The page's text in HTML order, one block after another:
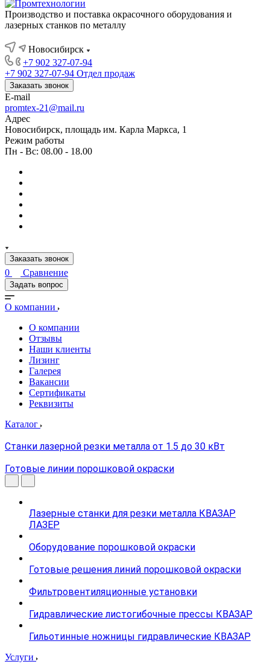
Производство и поставка окрасочного оборудования и
лазерных станков по металлу
Новосибирск
+7 902 327-07-94
+7 902 327-07-94 Отдел продаж
Заказать звонок
E-mail
promtex-21@mail.ru
Адрес
Новосибирск, площадь им. Карла Маркса, 1
Режим работы
Пн - Вс: 08.00 - 18.00
Заказать звонок
0 Сравнение
Задать вопрос
О компании
О компании
Отзывы
Наши клиенты
Лизинг
Галерея
Вакансии
Сертификаты
Реквизиты
Каталог
Станки лазерной резки металла от 1.5 до 30 кВт
Готовые линии порошковой окраски
Лазерные станки для резки металла КВАЗАР
ЛАЗЕР
Оборудование порошковой окраски
Готовые решения линий порошковой окраски
Фильтровентиляционные установки
Гидравлические листогибочные прессы КВАЗАР
Гильотинные ножницы гидравлические КВАЗАР
Услуги